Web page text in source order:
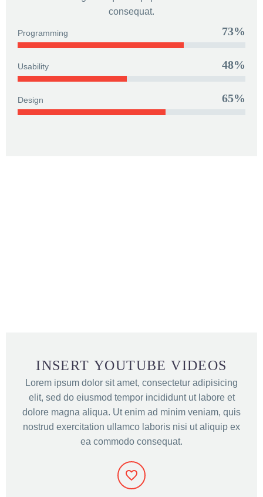
consequat.
Programming 73%
Usability 48%
Design 65%
INSERT YOUTUBE VIDEOS
Lorem ipsum dolor sit amet, consectetur adipisicing
elit, sed do eiusmod tempor incididunt ut labore et
dolore magna aliqua. Ut enim ad minim veniam, quis
nostrud exercitation ullamco laboris nisi ut aliquip ex
ea commodo consequat.